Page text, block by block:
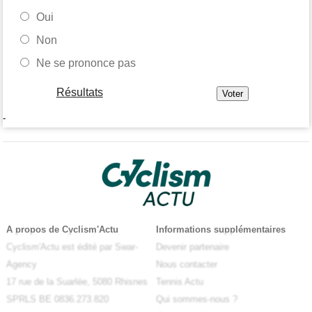
Oui
Non
Ne se prononce pas
Résultats
-
A propos de Cyclism'Actu
Cyclism'Actu est édité par Swar-
Agency
17 rue de la Suarlée, 5080 Rhisnes
SPRLS BE 0836.273.820
Informations supplémentaires
Devenir partenaire
Nous contacter
Tennis Actu
Qui sommes-nous ?